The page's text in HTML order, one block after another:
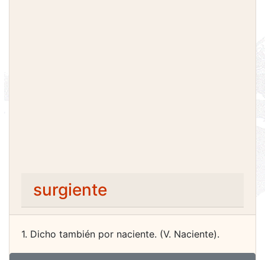
surgiente
1. Dicho también por naciente. (V. Naciente).